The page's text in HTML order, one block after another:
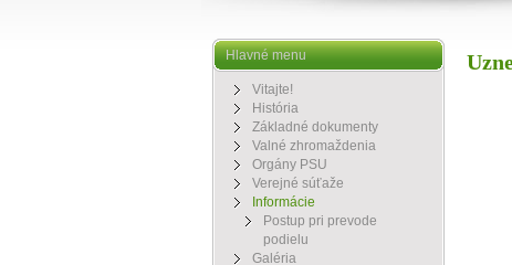
Hlavné menu
Vitajte!
História
Základné dokumenty
Valné zhromaždenia
Orgány PSU
Verejné súťaže
Informácie
Postup pri prevode
podielu
Galéria